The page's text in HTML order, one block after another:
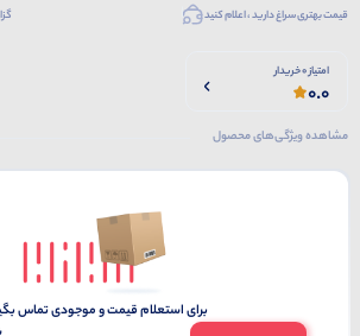
قیمت بهتری سراغ دارید ، اعلام کنید
امتیاز 0 خریدار
0.0
مشاهده ویژگی‌های محصول
برای استعلام قیمت و موجودی تماس